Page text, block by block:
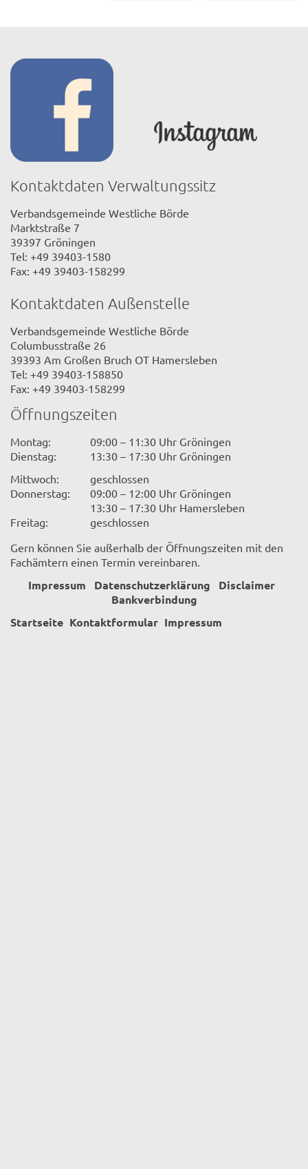
Kontaktdaten Verwaltungssitz
Verbandsgemeinde Westliche Börde
Marktstraße 7
39397 Gröningen
Tel: +49 39403-1580
Fax: +49 39403-158299
Kontaktdaten Außenstelle
Verbandsgemeinde Westliche Börde
Columbusstraße 26
39393 Am Großen Bruch OT Hamersleben
Tel: +49 39403-158850
Fax: +49 39403-158299
Öffnungszeiten
Montag:
09:00 – 11:30 Uhr Gröningen
Dienstag:
13:30 – 17:30 Uhr Gröningen
Mittwoch:
geschlossen
Donnerstag:
09:00 – 12:00 Uhr Gröningen
13:30 – 17:30 Uhr Hamersleben
Freitag:
geschlossen
Gern können Sie außerhalb der Öffnungszeiten mit den
Fachämtern einen Termin vereinbaren.
Impressum Datenschutzerklärung
Disclaimer
Bankverbindung
Startseite Kontaktformular Impressum